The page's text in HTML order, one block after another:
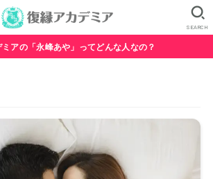
SEARCH
アの「永峰あや」ってどんな人なの？